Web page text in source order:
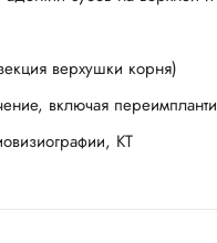
верхушки корня)
включая
КТ